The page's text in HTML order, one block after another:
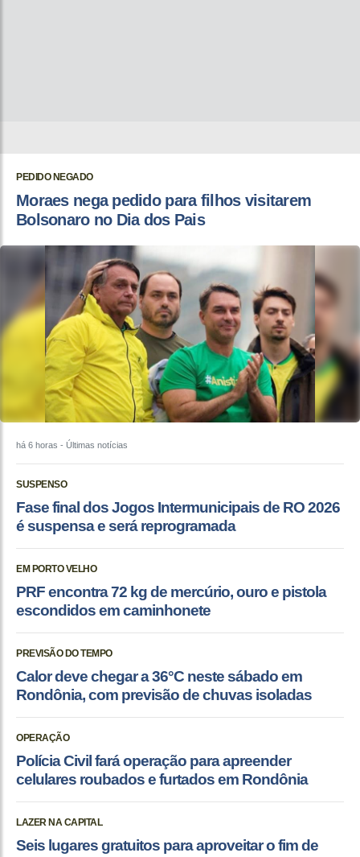
PEDIDO NEGADO
Moraes nega pedido para filhos visitarem
Bolsonaro no Dia dos Pais
há 6 horas - Últimas notícias
SUSPENSO
Fase final dos Jogos Intermunicipais de RO 2026
é suspensa e será reprogramada
EM PORTO VELHO
PRF encontra 72 kg de mercúrio, ouro e pistola
escondidos em caminhonete
PREVISÃO DO TEMPO
Calor deve chegar a 36°C neste sábado em
Rondônia, com previsão de chuvas isoladas
OPERAÇÃO
Polícia Civil fará operação para apreender
celulares roubados e furtados em Rondônia
LAZER NA CAPITAL
Seis lugares gratuitos para aproveitar o fim de